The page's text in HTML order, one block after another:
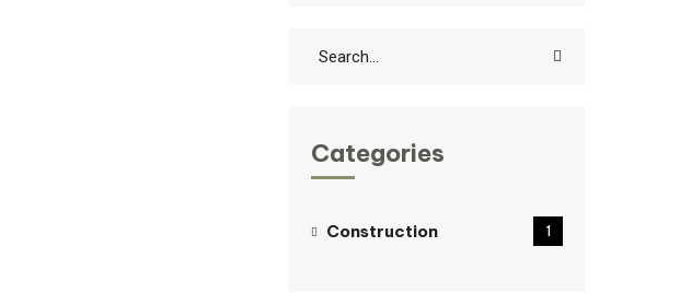
Categories
Construction 1